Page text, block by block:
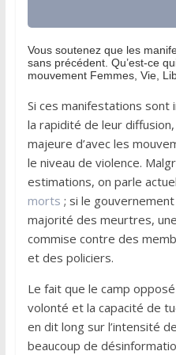
Vous soutenez que les
sans précédent. Qu’est-ce
mouvement Femmes, Vie,
Si ces manifestations
la rapidité de leur
majeure d’avec les
le niveau de violence.
estimations, on parle
morts ; si le
majorité des meurtres,
commise contre des
et des policiers.
Le fait que le camp
volonté et la capacité de
en dit long sur l’intensité
beaucoup de